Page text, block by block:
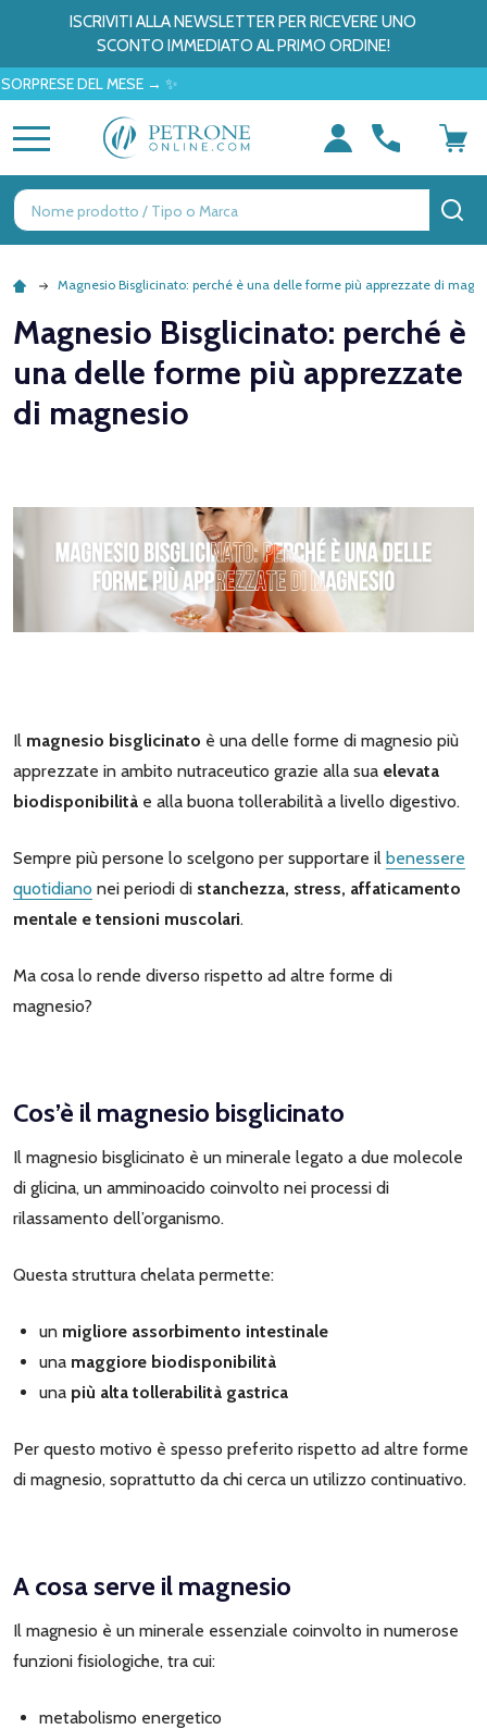
ISCRIVITI ALLA NEWSLETTER PER RICEVERE UNO
SCONTO IMMEDIATO AL PRIMO ORDINE!
DEL MESE → ✨
Ricerca
Magnesio Bisglicinato: perché è una delle forme più apprezzate di
Magnesio Bisglicinato: perché è
una delle forme più apprezzate
di magnesio
Il magnesio bisglicinato è una delle forme di magnesio più
apprezzate in ambito nutraceutico grazie alla sua elevata
biodisponibilità e alla buona tollerabilità a livello digestivo.
Sempre più persone lo scelgono per supportare il benessere
quotidiano nei periodi di stanchezza, stress, affaticamento
mentale e tensioni muscolari.
Ma cosa lo rende diverso rispetto ad altre forme di
magnesio?
Cos’è il magnesio bisglicinato
Il magnesio bisglicinato è un minerale legato a due molecole
di glicina, un amminoacido coinvolto nei processi di
rilassamento dell’organismo.
Questa struttura chelata permette:
un migliore assorbimento intestinale
una maggiore biodisponibilità
una più alta tollerabilità gastrica
Per questo motivo è spesso preferito rispetto ad altre forme
di magnesio, soprattutto da chi cerca un utilizzo continuativo.
A cosa serve il magnesio
Il magnesio è un minerale essenziale coinvolto in numerose
funzioni fisiologiche, tra cui:
metabolismo energetico